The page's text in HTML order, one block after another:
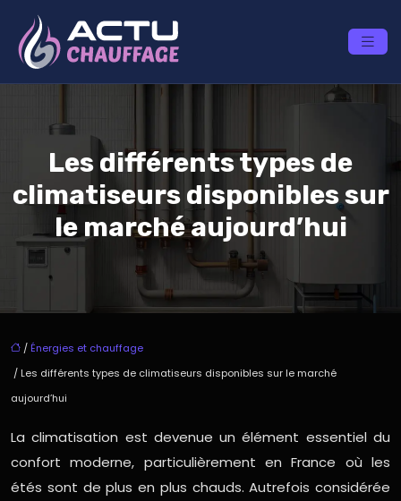
Les différents types de
climatiseurs disponibles sur
le marché aujourd’hui
/ Énergies et chauffage
/ Les différents types de climatiseurs disponibles sur le marché
aujourd’hui
La climatisation est devenue un élément essentiel du
confort moderne, particulièrement en France où les
étés sont de plus en plus chauds. Autrefois considérée